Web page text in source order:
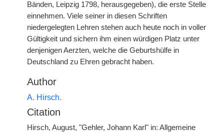
Bänden, Leipzig 1798, herausgegeben), die erste Stelle
einnehmen. Viele seiner in diesen Schriften
niedergelegten Lehren stehen auch heute noch in voller
Gültigkeit und sichern ihm einen würdigen Platz unter
denjenigen Aerzten, welche die Geburtshülfe in
Deutschland zu Ehren gebracht haben.
Author
A. Hirsch.
Citation
Hirsch, August, "Gehler, Johann Karl" in: Allgemeine